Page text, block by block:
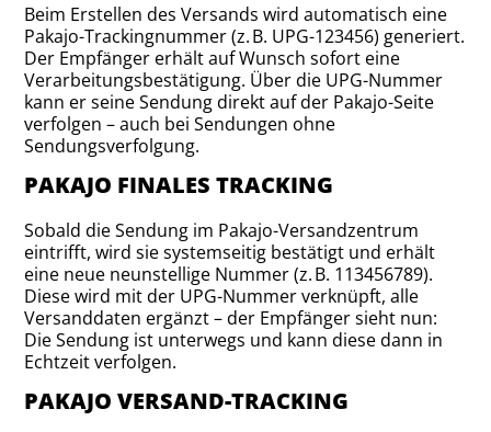
Beim Erstellen des Versands wird automatisch eine
Pakajo-Trackingnummer (z. B. UPG-123456) generiert.
Der Empfänger erhält auf Wunsch sofort eine
Verarbeitungsbestätigung. Über die UPG-Nummer
kann er seine Sendung direkt auf der Pakajo-Seite
verfolgen – auch bei Sendungen ohne
Sendungsverfolgung.
PAKAJO FINALES TRACKING
Sobald die Sendung im Pakajo-Versandzentrum
eintrifft, wird sie systemseitig bestätigt und erhält
eine neue neunstellige Nummer (z. B. 113456789).
Diese wird mit der UPG-Nummer verknüpft, alle
Versanddaten ergänzt – der Empfänger sieht nun:
Die Sendung ist unterwegs und kann diese dann in
Echtzeit verfolgen.
PAKAJO VERSAND-TRACKING